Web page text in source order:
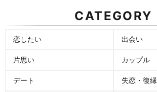
CATEGORY
恋したい 出会い
片思い カップル
デート 失恋・復縁